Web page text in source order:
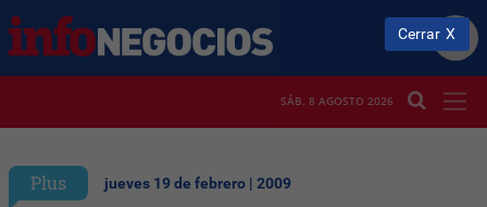
SÁB. 8 AGOSTO 2026
Plus jueves 19 de febrero | 2009
Cerrar